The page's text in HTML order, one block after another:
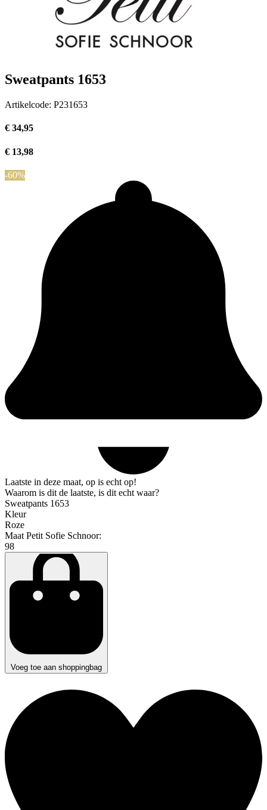
Sweatpants 1653
Artikelcode: P231653
€ 34,95
€ 13,98
-60%
Laatste in deze maat, op is echt op!
Waarom is dit de laatste, is dit echt waar?
Sweatpants 1653
Kleur
Roze
Maat Petit Sofie Schnoor:
98
Voeg toe aan shoppingbag